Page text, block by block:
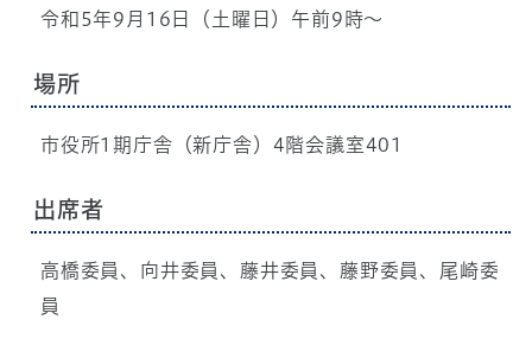
令和5年9月16日（土曜日）午前9時～
場所
市役所1期庁舎（新庁舎）4階会議室401
出席者
高橋委員、向井委員、藤井委員、藤野委員、尾崎委
員